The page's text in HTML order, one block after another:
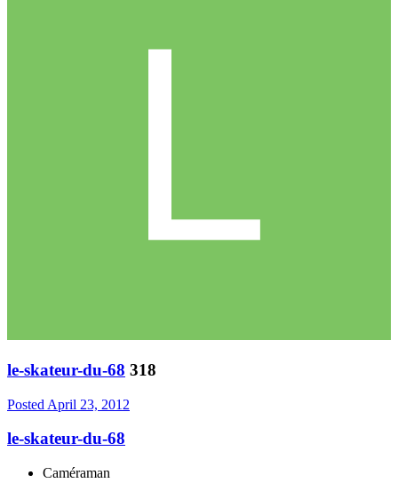
le-skateur-du-68 318
Posted April 23, 2012
le-skateur-du-68
Caméraman